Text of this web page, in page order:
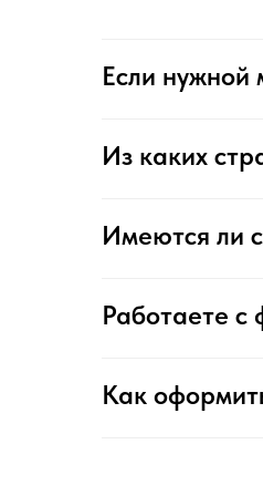
Если нужной
Из каких
Имеются ли
Работаете с
Как